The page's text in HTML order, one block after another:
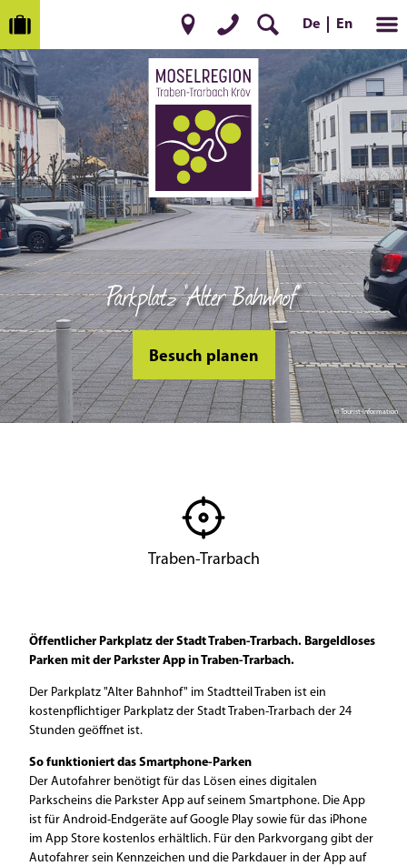
De En
© Tourist-Information
Parkplatz "Alter Bahnhof"
Besuch planen
Traben-Trarbach
Öffentlicher Parkplatz der Stadt Traben-Trarbach. Bargeldloses
Parken mit der Parkster App in Traben-Trarbach.
Der Parkplatz "Alter Bahnhof" im Stadtteil Traben ist ein
kostenpflichtiger Parkplatz der Stadt Traben-Trarbach der 24
Stunden geöffnet ist.
So funktioniert das Smartphone-Parken
Der Autofahrer benötigt für das Lösen eines digitalen
Parkscheins die Parkster App auf seinem Smartphone. Die App
ist für Android-Endgeräte auf Google Play sowie für das iPhone
im App Store kostenlos erhältlich. Für den Parkvorgang gibt der
Autofahrer sein Kennzeichen und die Parkdauer in der App auf